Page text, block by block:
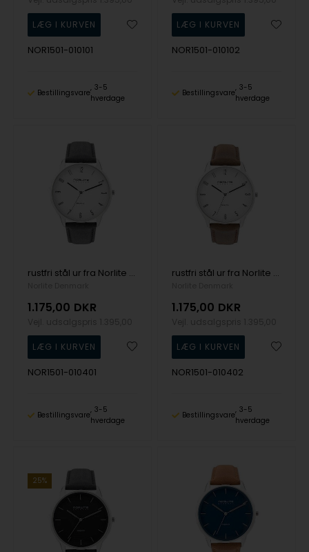
NOR1501-010101
Bestillingsvare
3-5
hverdage
NOR1501-010102
Bestillingsvare
3-5
hverdage
rustfri stål ur fra Norlite Denmark, NOR1501-010401
1.175,00 DKR
NOR1501-010401
Bestillingsvare
3-5
hverdage
rustfri stål ur fra Norlite Denmark, NOR1501-010402
1.175,00 DKR
NOR1501-010402
Bestillingsvare
3-5
hverdage
25%